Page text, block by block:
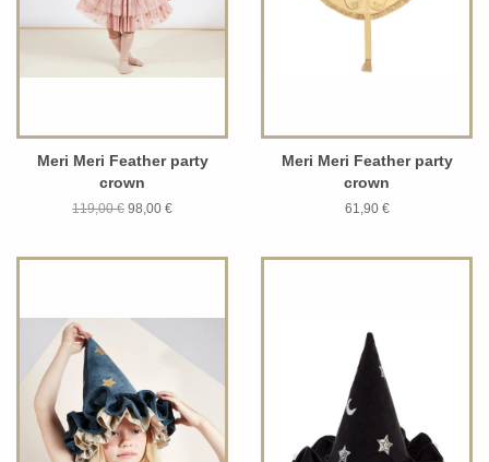
Meri Meri Feather party
crown
119,00 € 98,00 €
Meri Meri Feather party
crown
61,90 €